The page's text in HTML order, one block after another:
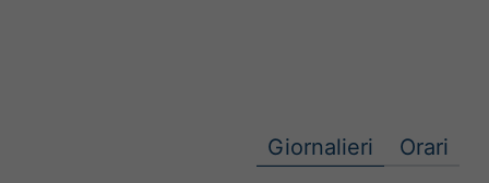
Giornalieri Orari